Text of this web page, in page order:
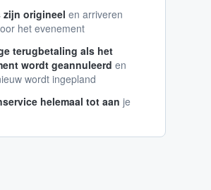
zijn origineel en arriveren
het evenement
terugbetaling als het
wordt geannuleerd en
wordt ingepland
helemaal tot aan je